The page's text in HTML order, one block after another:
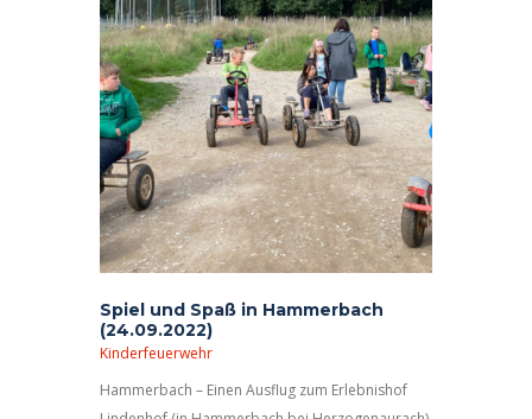
Spiel und Spaß in Hammerbach
(24.09.2022)
Kinderfeuerwehr
Hammerbach – Einen Ausflug zum Erlebnishof